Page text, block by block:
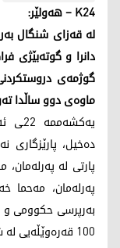
K24 – هەولێر:
دانرا و گوتەبێژی
ماوەی دوو ساڵدا
دەخیل، پارێزگاری
پارتی لە
پەرلەمان، مەحما
بەرپرسی حکوومی و
100 قەرەوێڵەیی لە شنگال دانرا.